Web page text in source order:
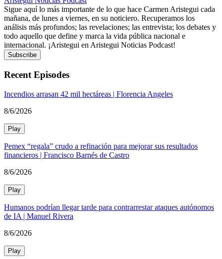
Sigue aquí lo más importante de lo que hace Carmen Aristegui cada
mañana, de lunes a viernes, en su noticiero. Recuperamos los
análisis más profundos; las revelaciones; las entrevista; los debates y
todo aquello que define y marca la vida pública nacional e
internacional. ¡Aristegui en Aristegui Noticias Podcast!
Subscribe
Recent Episodes
Incendios arrasan 42 mil hectáreas | Florencia Angeles
8/6/2026
Play
Pemex “regala” crudo a refinación para mejorar sus resultados
financieros | Francisco Barnés de Castro
8/6/2026
Play
Humanos podrían llegar tarde para contrarrestar ataques autónomos
de IA | Manuel Rivera
8/6/2026
Play